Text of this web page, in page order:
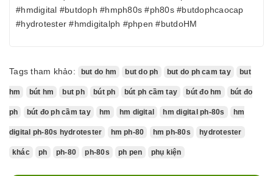
#hmdigital #butdoph #hmph80s #ph80s #butdophcaocap
#hydrotester #hmdigitalph #phpen #butdoHM
Tags tham khảo: but do hm but do ph but do ph cam tay but
hm bút hm but ph bút ph bút ph cầm tay bút đo hm bút đo
ph bút đo ph cầm tay hm hm digital hm digital ph-80s hm
digital ph-80s hydrotester hm ph-80 hm ph-80s hydrotester
khác ph ph-80 ph-80s ph pen phụ kiện